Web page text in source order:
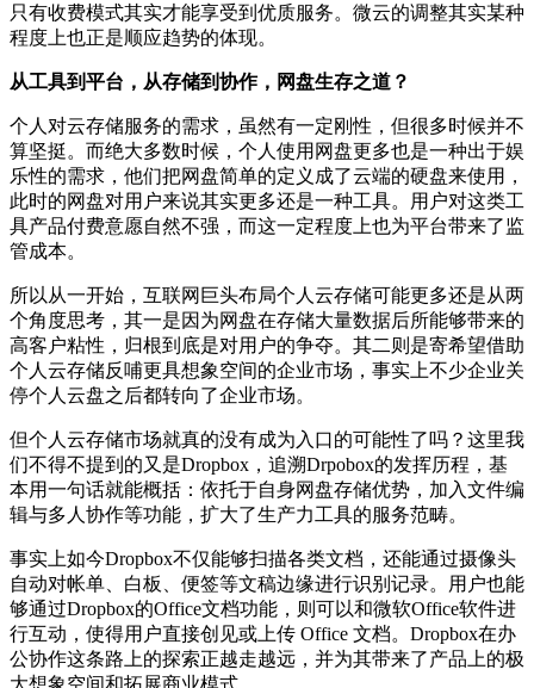
只有收费模式其实才能享受到优质服务。微云的调整其实某种
程度上也正是顺应趋势的体现。
从工具到平台，从存储到协作，网盘生存之道？
个人对云存储服务的需求，虽然有一定刚性，但很多时候并不
算坚挺。而绝大多数时候，个人使用网盘更多也是一种出于娱
乐性的需求，他们把网盘简单的定义成了云端的硬盘来使用，
此时的网盘对用户来说其实更多还是一种工具。用户对这类工
具产品付费意愿自然不强，而这一定程度上也为平台带来了监
管成本。
所以从一开始，互联网巨头布局个人云存储可能更多还是从两
个角度思考，其一是因为网盘在存储大量数据后所能够带来的
高客户粘性，归根到底是对用户的争夺。其二则是寄希望借助
个人云存储反哺更具想象空间的企业市场，事实上不少企业关
停个人云盘之后都转向了企业市场。
但个人云存储市场就真的没有成为入口的可能性了吗？这里我
们不得不提到的又是Dropbox，追溯Drpobox的发挥历程，基
本用一句话就能概括：依托于自身网盘存储优势，加入文件编
辑与多人协作等功能，扩大了生产力工具的服务范畴。
事实上如今Dropbox不仅能够扫描各类文档，还能通过摄像头
自动对帐单、白板、便签等文稿边缘进行识别记录。用户也能
够通过Dropbox的Office文档功能，则可以和微软Office软件进
行互动，使得用户直接创见或上传 Office 文档。Dropbox在办
公协作这条路上的探索正越走越远，并为其带来了产品上的极
大想象空间和拓展商业模式。